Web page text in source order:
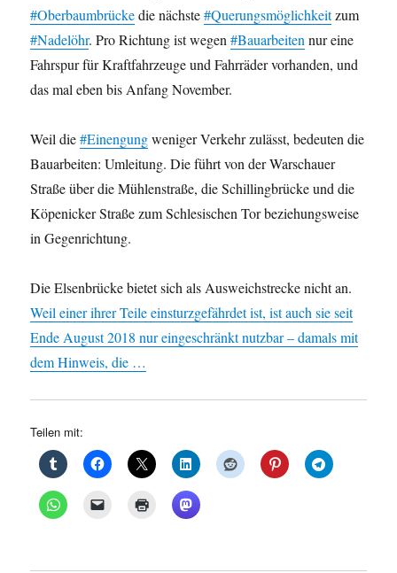
#Oberbaumbrückedie nächste#Querungsmöglichkeitzum
#Nadelöhr. Pro Richtung ist wegen#Bauarbeiten nur eine
Fahrspur für Kraftfahrzeuge und Fahrräder vorhanden, und
das mal eben bis Anfang November.
Weil die#Einengungweniger Verkehr zulässt, bedeuten die
Bauarbeiten: Umleitung. Die führt von der Warschauer
Straße über die Mühlenstraße, die Schillingbrücke und die
Köpenicker Straße zum Schlesischen Tor beziehungsweise
in Gegenrichtung.
Die Elsenbrücke bietet sich als Ausweichstrecke nicht an.
Weil einer ihrer Teile einsturzgefährdet ist, ist auch sie seit
Ende August 2018 nur eingeschränkt nutzbar – damals mit
dem Hinweis, die …
Teilen mit: